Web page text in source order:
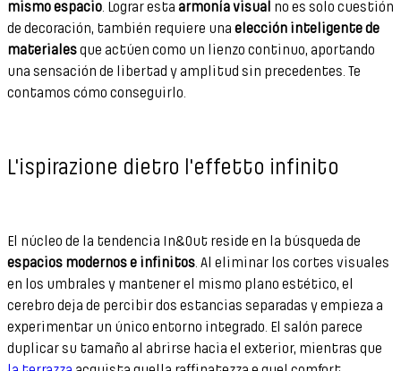
mismo espacio . Lograr esta armonía visual no es solo cuestión
de decoración, también requiere una elección inteligente de
materialesque actúen como un lienzo continuo, aportando
una sensación de libertad y amplitud sin precedentes. Te
contamos cómo conseguirlo.
L'ispirazione dietro l'effetto infinito
El núcleo de la tendencia In&Out reside en la búsqueda de
espacios modernos e infinitos . Al eliminar los cortes visuales
en los umbrales y mantener el mismo plano estético, el
cerebro deja de percibir dos estancias separadas y empieza a
experimentar un único entorno integrado. El salón parece
duplicar su tamaño al abrirse hacia el exterior, mientras que